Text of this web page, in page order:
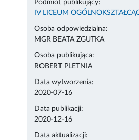
Podmiot publikujący:
IV LICEUM
Osoba odpowiedzialna:
MGR BEATA ZGUTKA
Osoba publikująca:
ROBERT PLETNIA
Data wytworzenia:
2020-07-16
Data publikacji:
2020-12-16
Data aktualizacji: